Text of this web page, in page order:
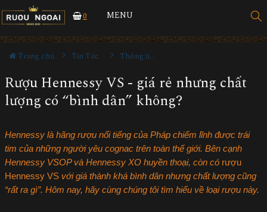
0 MENU
Trang chủ Tin Tức Thông tin Rượu ngoại
Rượu Hennessy VS - giá rẻ nhưng chất
lượng có “bình dân” không?
Hennessy là hãng rượu nổi tiếng của Pháp chiếm lĩnh được trái
tim của những người yêu cognac trên toàn thế giới. Bên cạnh
Hennessy VSOP và Hennessy XO huyền thoại, còn có rượu
Hennessy VS với giá thành khá bình dân nhưng chất lượng cũng
“rất ra gì”. Hôm nay, hãy cùng chúng tôi tìm hiểu về loại rượu này.